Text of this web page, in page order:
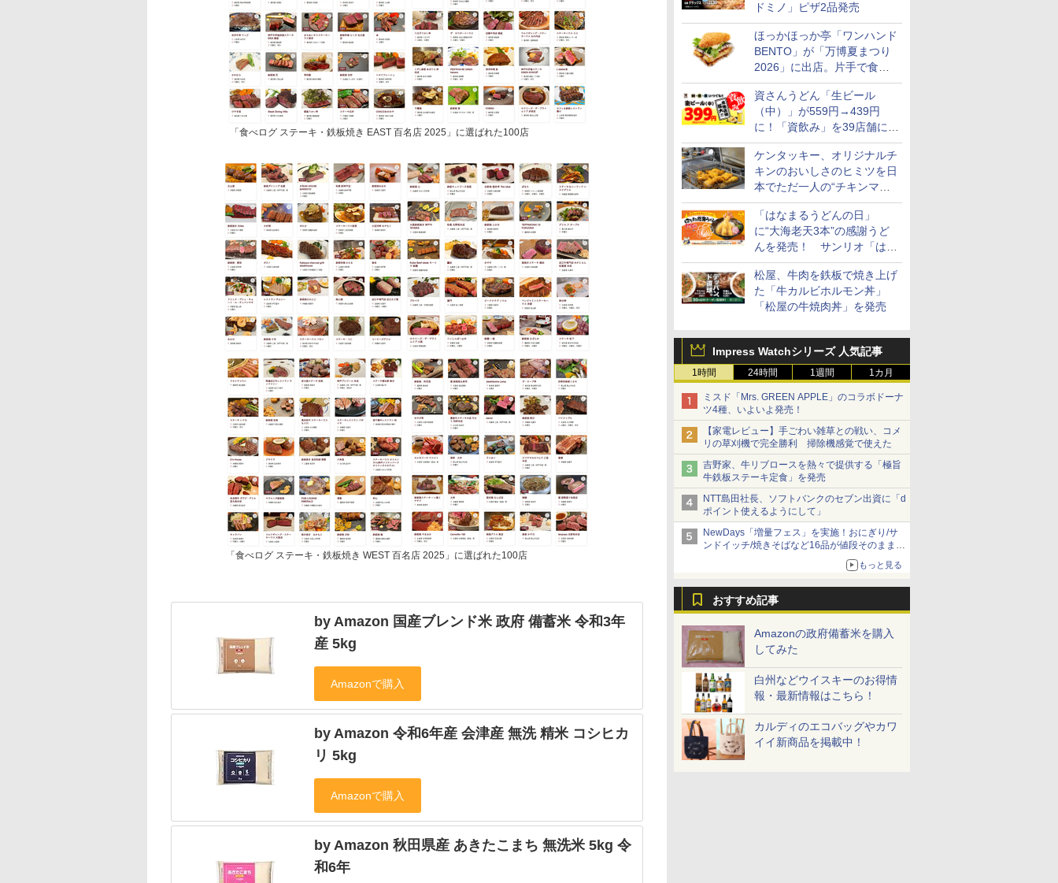
ドミノ」ピザ2品発売
ほっかほっか亭「ワンハンド
BENTO」が「万博夏まつり
2026」に出店。片手で食べ
られる海苔弁や和牛きんぴら
を販売
資さんうどん「生ビール
（中）」が559円→439円
に！「資飲み」を39店舗に拡
大
ケンタッキー、オリジナルチ
キンのおいしさのヒミツを日
本でただ一人の“チキンマイ
スター”笠原氏から学んでき
た「はなまるうどんの日」
に“大海老天3本”の感謝うど
んを発売！ サンリオ「はな
まるおばけ」のシール/キャ
ンディなども
松屋、牛肉を鉄板で焼き上げ
た「牛カルビホルモン丼」
「松屋の牛焼肉丼」を発売
Impress Watchシリーズ 人気記事
1時間 24時間 1週間 1カ月
ミスド「Mrs. GREEN APPLE」のコラボドーナ
ツ4種、いよいよ発売！
【家電レビュー】手ごわい雑草との戦い、コメ
リの草刈機で完全勝利 掃除機感覚で使えた
吉野家、牛リブロースを熱々で提供する「極旨
牛鉄板ステーキ定食」を発売
NTT島田社長、ソフトバンクのセブン出資に「d
ポイント使えるようにして」
NewDays「増量フェス」を実施！おにぎり/サ
ンドイッチ/焼きそばなど16品が値段そのままで
もっと見る
おすすめ記事
Amazonの政府備蓄米を購入
してみた
白州などウイスキーのお得情
報・最新情報はこちら！
カルディのエコバッグやカワ
イイ新商品を掲載中！
「食べログ ステーキ・鉄板焼き EAST 百名店 2025」に選ばれた100店
「食べログ ステーキ・鉄板焼き WEST 百名店 2025」に選ばれた100店
by Amazon 国産ブレンド米 政府 備蓄米 令和3年
産 5kg
by Amazon 令和6年産 会津産 無洗 精米 コシヒカ
リ 5kg
by Amazon 秋田県産 あきたこまち 無洗米 5kg 令
和6年